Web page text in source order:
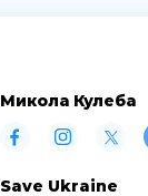
Микола Кулеба
Save Ukraine